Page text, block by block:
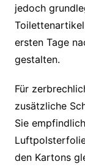
jedoch
ersten Tage
gestalten.
Für
zusätzliche
Sie
den Kartons